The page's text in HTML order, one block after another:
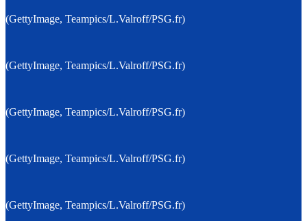
(GettyImage, Teampics/L.Valroff/PSG.fr)
(GettyImage, Teampics/L.Valroff/PSG.fr)
(GettyImage, Teampics/L.Valroff/PSG.fr)
(GettyImage, Teampics/L.Valroff/PSG.fr)
(GettyImage, Teampics/L.Valroff/PSG.fr)